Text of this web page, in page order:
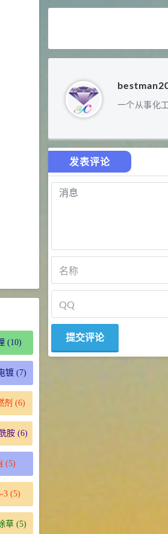
一个从事化
发表评论
7 抗氧剂
475 9 硬脂富马
浏览量 - 1.54w
(10)
镀 (7)
剂 (6)
胺(6)
(5)
3(5)
草(5)